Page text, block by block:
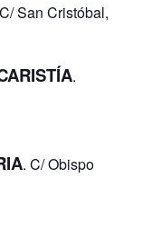
San Cristóbal,
.
. C/ Obispo